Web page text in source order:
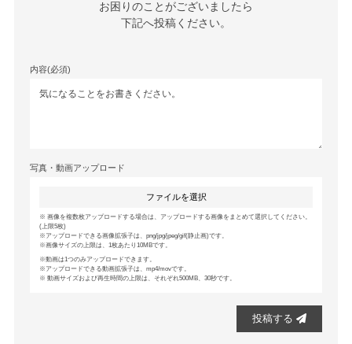
お困りのことがございましたら
下記へ投稿ください。
内容(必須)
写真・動画アップロード
ファイルを選択
画像を複数枚アップロードする場合は、アップロードする画像をまとめて選択してください。
(上限5枚)
アップロードできる画像拡張子は、png/jpg/jpeg/gif(静止画)です。
画像サイズの上限は、1枚あたり10MBです。
動画は1つのみアップロードできます。
アップロードできる動画拡張子は、mp4/movです。
動画サイズおよび再生時間の上限は、それぞれ500MB、30秒です。
投稿する